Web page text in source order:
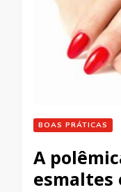
BOAS PRÁTICAS
A
esmaltes